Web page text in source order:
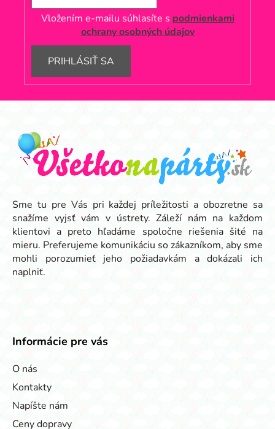
Vložením e-mailu súhlasíte s podmienkami
ochrany osobných údajov
PRIHLÁSIŤ SA
Z
Sme tu pre Vás pri každej príležitosti a obozretne sa
snažíme vyjsť vám v ústrety. Záleží nám na každom
klientovi a preto hľadáme spoločne riešenia šité na
mieru. Preferujeme komunikáciu so zákazníkom, aby sme
mohli porozumieť jeho požiadavkám a dokázali ich
naplniť.
Informácie pre vás
O nás
Kontakty
Napíšte nám
Ceny dopravy